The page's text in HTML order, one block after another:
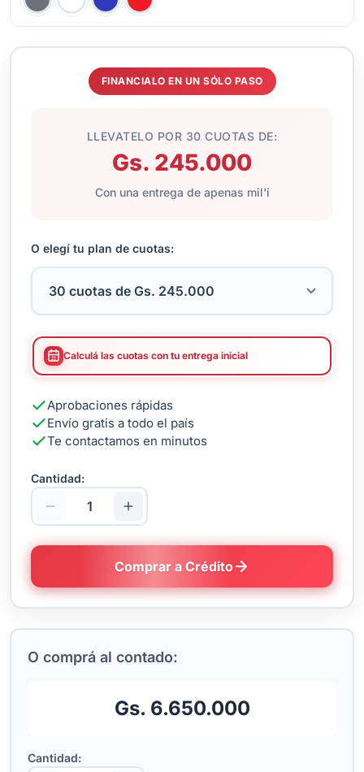
FINANCIALO EN UN SÓLO PASO
LLEVATELO POR 30 CUOTAS DE:
Gs. 245.000
Con una entrega de apenas mil'i
O elegí tu plan de cuotas:
Calculá las cuotas con tu entrega inicial
Aprobaciones rápidas
Envío gratis a todo el país
Te contactamos en minutos
Cantidad:
Comprar a Crédito
O comprá al contado:
Gs. 6.650.000
Cantidad: